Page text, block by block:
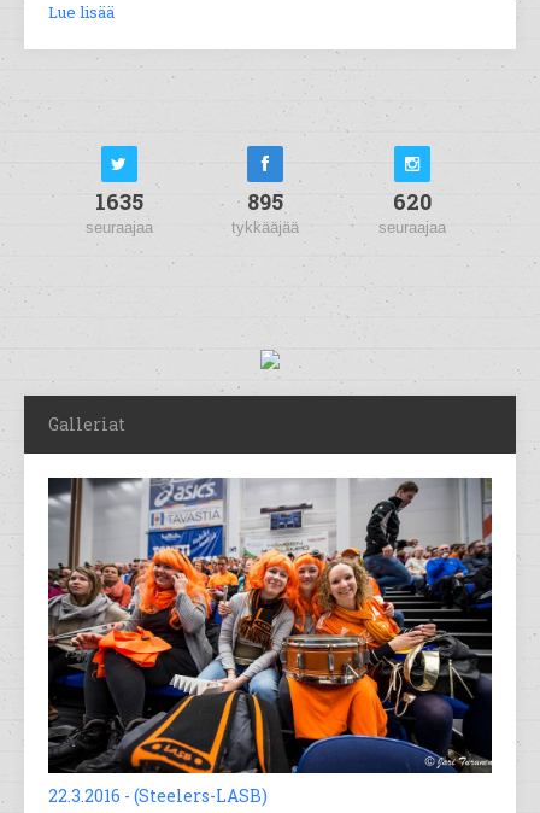
Lue lisää
1635
seuraajaa
895
tykkääjää
620
seuraajaa
Galleriat
22.3.2016 - (Steelers-LASB)